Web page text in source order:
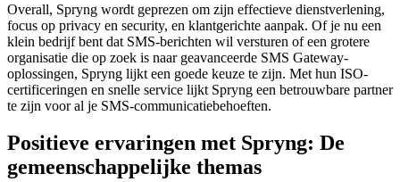
Overall, Spryng wordt geprezen om zijn effectieve dienstverlening,
focus op privacy en security, en klantgerichte aanpak. Of je nu een
klein bedrijf bent dat SMS-berichten wil versturen of een grotere
organisatie die op zoek is naar geavanceerde SMS Gateway-
oplossingen, Spryng lijkt een goede keuze te zijn. Met hun ISO-
certificeringen en snelle service lijkt Spryng een betrouwbare partner
te zijn voor al je SMS-communicatiebehoeften.
Positieve ervaringen met Spryng: De
gemeenschappelijke themas